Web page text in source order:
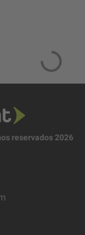
reservados 2026